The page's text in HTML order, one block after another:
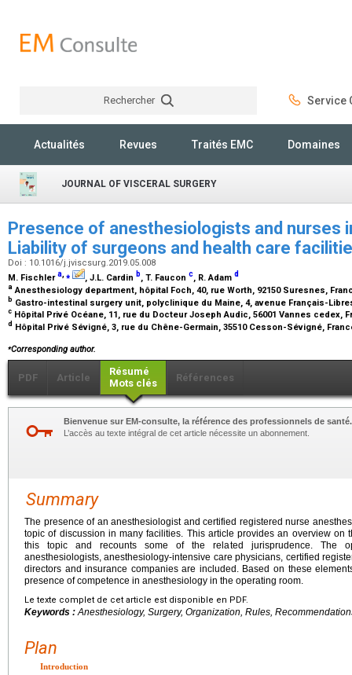
Rechercher Service
Actualités Revues Traités EMC Domaines
JOURNAL OF VISCERAL SURGERY
Presence of anesthesiologists and nurses
Liability of surgeons and health care
Doi : 10.1016/j.jviscsurg.2019.05.008
M. Fischlera,⁎ , J.L. Cardin b, T. Faucon c, R. Adam d
a Anesthesiology department, hôpital Foch, 40, rue Worth, 92150 Suresnes,
b Gastro-intestinal surgery unit, polyclinique du Maine, 4, avenue Français-
c Hôpital Privé Océane, 11, rue du Docteur Joseph Audic, 56001 Vannes cedex,
d Hôpital Privé Sévigné, 3, rue du Chêne-Germain, 35510 Cesson-Sévigné,
⁎Corresponding author.
PDF Article
Résumé
Mots clés
Références
Bienvenue sur EM-consulte, la référence des professionnels de santé.
L’accès au texte intégral de cet article nécessite un abonnement.
Summary
The presence of an anesthesiologist and certified registered nurse
topic of discussion in many facilities. This article provides an overview on
this topic and recounts some of the related jurisprudence. The
anesthesiologists, anesthesiology-intensive care physicians, certified
directors and insurance companies are included. Based on these
presence of competence in anesthesiology in the operating room.
Le texte complet de cet article est disponible en PDF.
Keywords :Anesthesiology, Surgery, Organization, Rules,
Plan
Introduction